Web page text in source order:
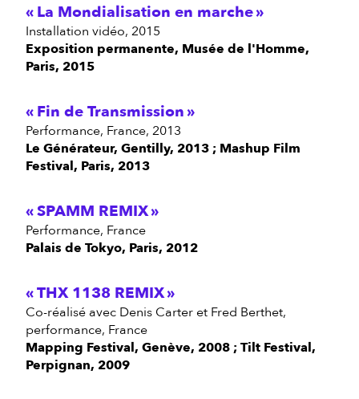
La Mondialisation en marche
installation vidéo, 2015
Exposition permanente, Musée de l'Homme,
Paris, 2015
Fin de Transmission
performance, France, 2013
Le Générateur, Gentilly, 2013 ; Mashup Film
Festival, Paris, 2013
SPAMM REMIX
performance, France
Palais de Tokyo, Paris, 2012
THX 1138 REMIX
co-réalisé avec Denis Carter et Fred Berthet,
performance, France
Mapping Festival, Genève, 2008 ; Tilt Festival,
Perpignan, 2009